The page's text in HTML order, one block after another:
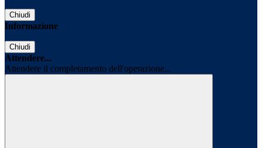
Chiudi
Informazione
Chiudi
Attendere...
Attendere il completamento dell'operazione...